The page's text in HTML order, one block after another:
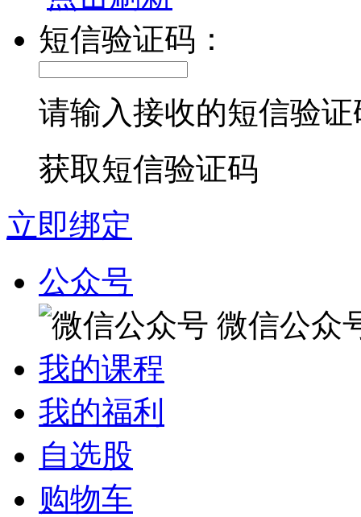
短信验证码：
请输入接收的短信验证
获取短信验证码
立即绑定
公众号
微信公众
我的课程
我的福利
自选股
购物车